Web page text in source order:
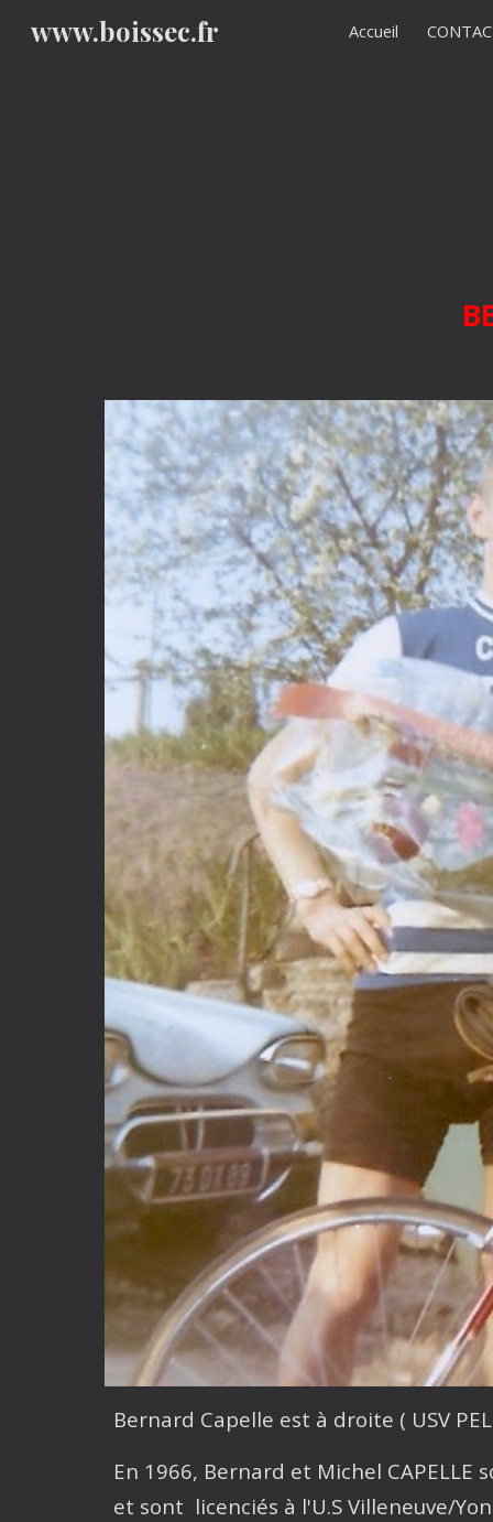
www.boissec.fr Accueil
Bernard Capelle est à droite ( USV
En 1966, Bernard et Michel CAPELLE
et sont licenciés à l'U.S Villeneuve/